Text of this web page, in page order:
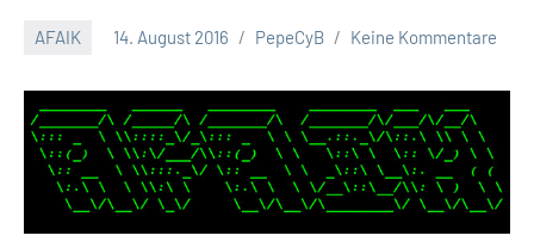
AFAIK 14. August 2016 PepeCyB Keine Kommentare